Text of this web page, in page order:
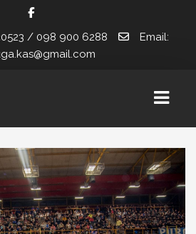
/ 098 900 6288
Email: